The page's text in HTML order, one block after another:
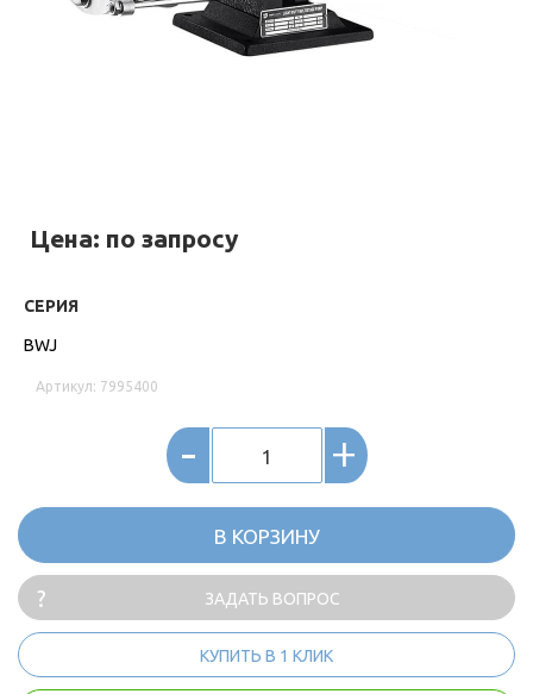
Цена: по запросу
СЕРИЯ
BWJ
Артикул: 7995400
- +
В КОРЗИНУ
ЗАДАТЬ ВОПРОС
КУПИТЬ В 1 КЛИК